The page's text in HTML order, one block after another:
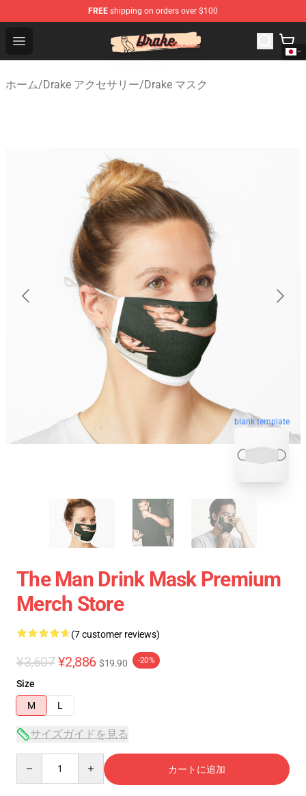
FREE shipping on orders over $100
Open menu
Drake Shop - Official Drake Merchandise Store
ホーム/Drake アクセサリー/Drake マスク
blank template
The Man Drink Mask Premium
Merch Store
(7 customer reviews)
¥3,607 ¥2,886 $19.90 -20%
Size
M
L
サイズガイドを見る
カートに追加